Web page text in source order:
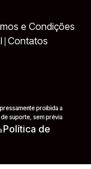
e Condições
Contatos
proibida a
suporte, sem prévia
Política de